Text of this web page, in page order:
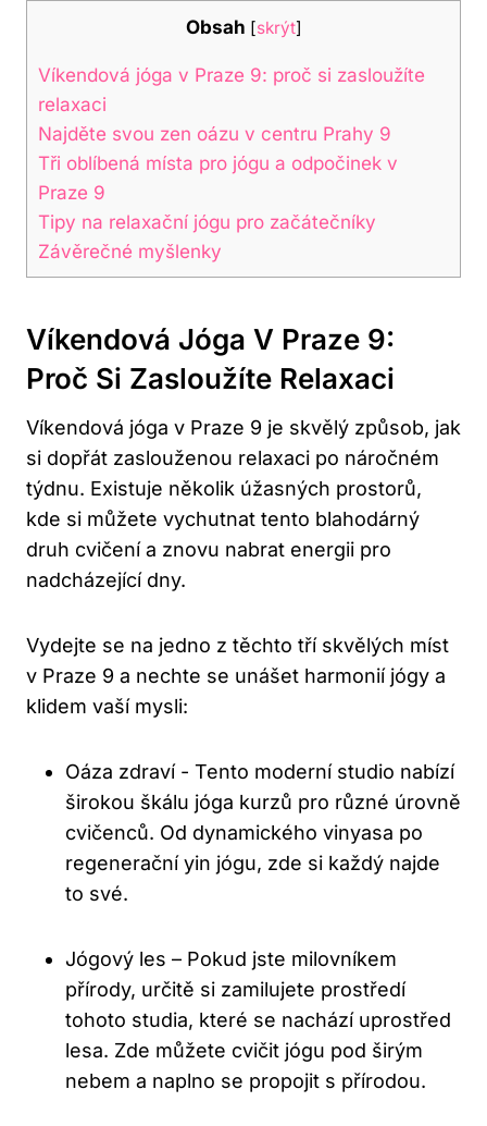
Obsah [skrýt]
Víkendová ⁤jóga v Praze‌ 9: proč ⁤si zasloužíte
relaxaci
Najděte ​svou zen oázu v centru Prahy ​9
Tři oblíbená místa⁣ pro ⁤jógu ⁣a odpočinek v
Praze 9
Tipy na ​relaxační jógu pro ⁢začátečníky
Závěrečné myšlenky
Víkendová ⁤jóga V Praze‌ 9:
Proč ⁤si Zasloužíte Relaxaci
Víkendová jóga v Praze 9 je skvělý způsob, jak
⁤si dopřát zaslouženou relaxaci po náročném
týdnu. Existuje několik úžasných‌ prostorů,
kde si můžete⁤ vychutnat tento blahodárný
druh cvičení a znovu ‌nabrat energii pro‌
nadcházející ⁤dny.
Vydejte se na jedno z těchto tří ‍skvělých míst
v Praze 9 a nechte se unášet​ harmonií jógy a
klidem vaší⁢ mysli:
Oáza zdraví ⁢- Tento moderní studio nabízí
širokou škálu jóga kurzů pro různé úrovně
cvičenců. Od dynamického vinyasa po
regenerační yin jógu, zde⁢ si každý najde
to své.
Jógový les – Pokud⁣ jste milovníkem
přírody, určitě⁢ si zamilujete prostředí
tohoto studia, ‍které se nachází uprostřed
lesa. Zde​ můžete cvičit jógu pod širým
nebem a naplno se propojit⁣ s přírodou.